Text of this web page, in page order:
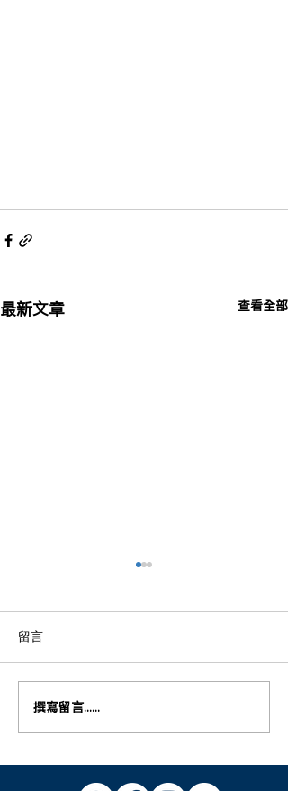
最新文章 查看全部
【2025年加拿大高中2+1課
程大學榜單】
留言
撰寫留言......